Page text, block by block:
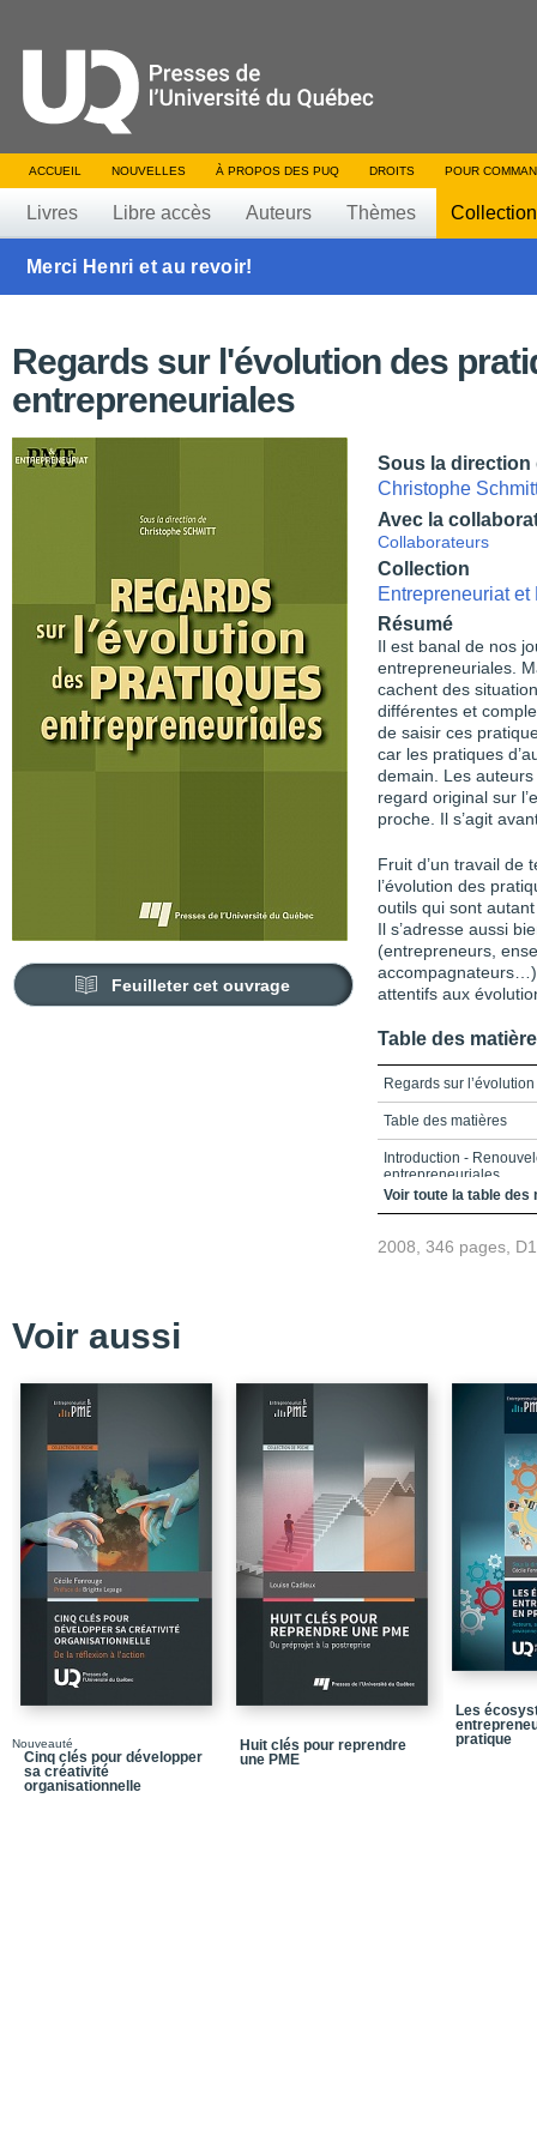
ACCUEIL NOUVELLES À PROPOS DES PUQ DROITS POUR
Livres Libre accès Auteurs Thèmes
Merci Henri et au revoir!
Regards sur l'évolution des
entrepreneuriales
Feuilleter cet ouvrage
Sous la direction
Christophe
Avec la
Collaborateurs
Collection
Entrepreneuriat et
Résumé
Il est banal de nos
entrepreneuriales.
cachent des
différentes et
de saisir ces
car les pratiques
demain. Les
regard original sur
proche. Il s’agit
Fruit d’un travail de
l’évolution des
outils qui sont
Il s’adresse aussi
(entrepreneurs,
accompagnateurs…)
attentifs aux
Table des
Regards sur
Table des matières
Introduction -
entrepreneuriales
Annexe 1 - Le
Conclusion - Éléments
Voir toute la table des
2008, 346 pages,
Voir aussi
Nouveauté
Cinq clés pour développer
sa créativité
organisationnelle
Huit clés pour reprendre
une PME
Les
pratique